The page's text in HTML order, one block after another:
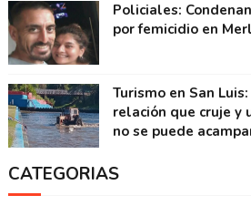
Policiales:
por femicidio en
Turismo en San
relación que cruje y
no se puede
CATEGORIAS